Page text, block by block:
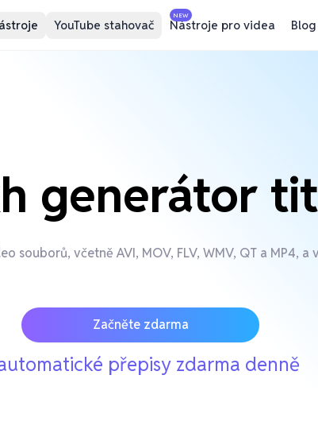
YouTube stahovač
NEW
Nástroje pro videa Blog
generátor
souborů, včetně AVI, MOV, FLV, WMV, QT a MP4,
Začněte zdarma
přepisy zdarma denně